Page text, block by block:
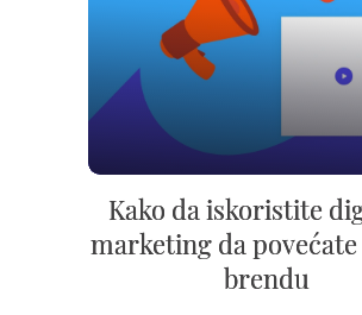
Kako da iskoristite
marketing da povećate
brendu